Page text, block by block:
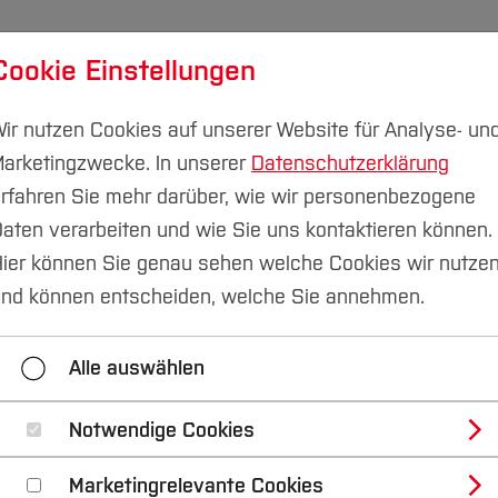
Forschung & Transfer
Oesing Abschlussarbeiten
Projektarbeiten KBUnit
Einstellungen
nutzen Cookies auf unserer Website für Analyse-
In unserer Datenschutzerklärung
Sie mehr darüber, wie wir personenbezogene
verarbeiten und wie Sie uns kontaktieren können.
können Sie genau sehen welche Cookies wir
können entscheiden, welche Sie annehmen.
Alle auswählen
Notwendige Cookies
Marketingrelevante Cookies